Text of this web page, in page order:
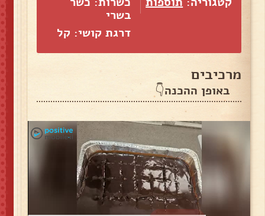
בשרי
דרגת קושי: קל
מרכיבים
באופן ההכנה👇